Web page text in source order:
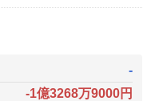
-
-1億3268万9000円